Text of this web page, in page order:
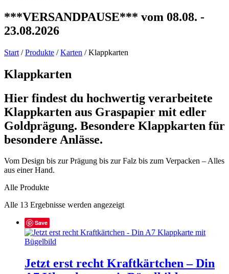
***VERSANDPAUSE*** vom 08.08. -
23.08.2026
Start /Produkte /Karten / Klappkarten
Klappkarten
Hier findest du hochwertig verarbeitete
Klappkarten aus Graspapier mit edler
Goldprägung. Besondere Klappkarten für
besondere Anlässe.
Vom Design bis zur Prägung bis zur Falz bis zum Verpacken – Alles
aus einer Hand.
Alle Produkte
Alle 13 Ergebnisse werden angezeigtNach
Save
Jetzt erst recht Kraftkärtchen – Din